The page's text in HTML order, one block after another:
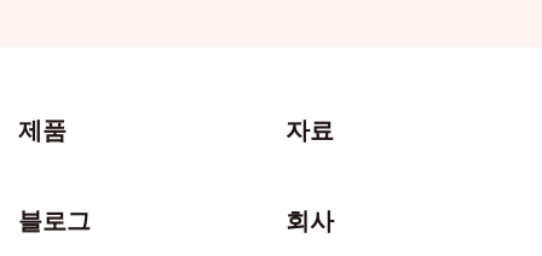
제품 자료
블로그 회사